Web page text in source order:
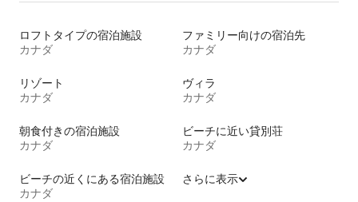
ロフトタイプの宿泊施設
カナダ
ファミリー向けの宿泊先
カナダ
リゾート
カナダ
ヴィラ
カナダ
朝食付きの宿泊施設
カナダ
ビーチに近い貸別荘
カナダ
ビーチの近くにある宿泊施設
カナダ
さらに表示